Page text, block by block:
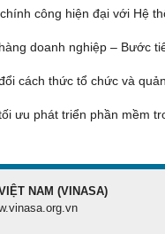
công hiện đại với Hệ
doanh nghiệp – Bước
cách thức tổ chức và
ưu phát triển phần mềm
NAM (VINASA)